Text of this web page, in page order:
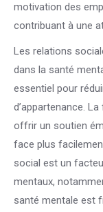
motivation des
contribuant à une
Les relations
dans la santé
essentiel pour
d’appartenance.
offrir un soutien
face plus
social est un
mentaux,
santé mentale est